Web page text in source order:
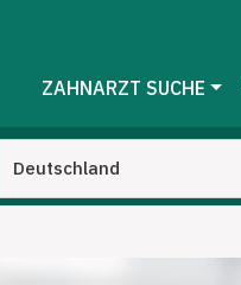
ZAHNARZT SUCHE